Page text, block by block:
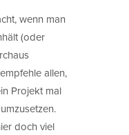
wenn man
(oder
allen,
Projekt mal
doch viel